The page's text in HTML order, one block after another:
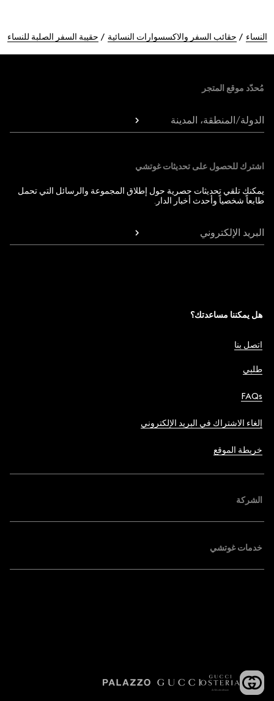
النساء حقائب السفر والاكسسوارات النسائية حقيبة السفر الصلبة للنساء
مُحدّد موقع المتجر
الدولة/المنطقة، المدينة
اشترك للحصول على تحديثات غوتشي
يمكنك تلقي تحديثات حصرية حول إطلاق المجموعة والرسائل التي تحمل
طابعاً شخصياً وأحدث أخبار الدار.
البريد الإلكتروني
هل يمكننا مساعدتك؟
اتصل بنا
طلبي
FAQs
إلغاء الاشتراك في البريد الإلكتروني
خريطة الموقع
الشركة
خدمات غوتشي